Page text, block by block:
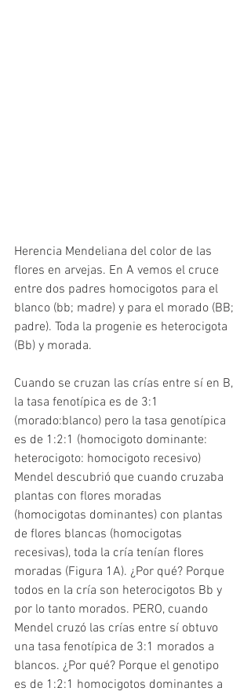
Herencia Mendeliana del color de las
flores en arvejas. En A vemos el cruce
entre dos padres homocigotos para el
blanco (bb; madre) y para el morado (BB;
padre). Toda la progenie es heterocigota
(Bb) y morada.
Cuando se cruzan las crías entre sí en B,
la tasa fenotípica es de 3:1
(morado:blanco) pero la tasa genotípica
es de 1:2:1 (homocigoto dominante:
heterocigoto: homocigoto recesivo)
Mendel descubrió que cuando cruzaba
plantas con flores moradas
(homocigotas dominantes) con plantas
de flores blancas (homocigotas
recesivas), toda la cría tenían flores
moradas (Figura 1A). ¿Por qué? Porque
todos en la cría son heterocigotos Bb y
por lo tanto morados. PERO, cuando
Mendel cruzó las crías entre sí obtuvo
una tasa fenotípica de 3:1 morados a
blancos. ¿Por qué? Porque el genotipo
es de 1:2:1 homocigotos dominantes a